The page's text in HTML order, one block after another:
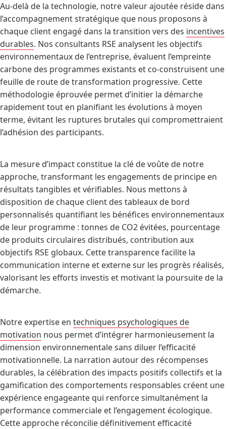
Au-delà de la technologie, notre valeur ajoutée réside dans
l’accompagnement stratégique que nous proposons à
chaque client engagé dans la transition vers des incentives
durables. Nos consultants RSE analysent les objectifs
environnementaux de l’entreprise, évaluent l’empreinte
carbone des programmes existants et co-construisent une
feuille de route de transformation progressive. Cette
méthodologie éprouvée permet d’initier la démarche
rapidement tout en planifiant les évolutions à moyen
terme, évitant les ruptures brutales qui compromettraient
l’adhésion des participants.
La mesure d’impact constitue la clé de voûte de notre
approche, transformant les engagements de principe en
résultats tangibles et vérifiables. Nous mettons à
disposition de chaque client des tableaux de bord
personnalisés quantifiant les bénéfices environnementaux
de leur programme : tonnes de CO2 évitées, pourcentage
de produits circulaires distribués, contribution aux
objectifs RSE globaux. Cette transparence facilite la
communication interne et externe sur les progrès réalisés,
valorisant les efforts investis et motivant la poursuite de la
démarche.
Notre expertise en techniques psychologiques de
motivation nous permet d’intégrer harmonieusement la
dimension environnementale sans diluer l’efficacité
motivationnelle. La narration autour des récompenses
durables, la célébration des impacts positifs collectifs et la
gamification des comportements responsables créent une
expérience engageante qui renforce simultanément la
performance commerciale et l’engagement écologique.
Cette approche réconcilie définitivement efficacité